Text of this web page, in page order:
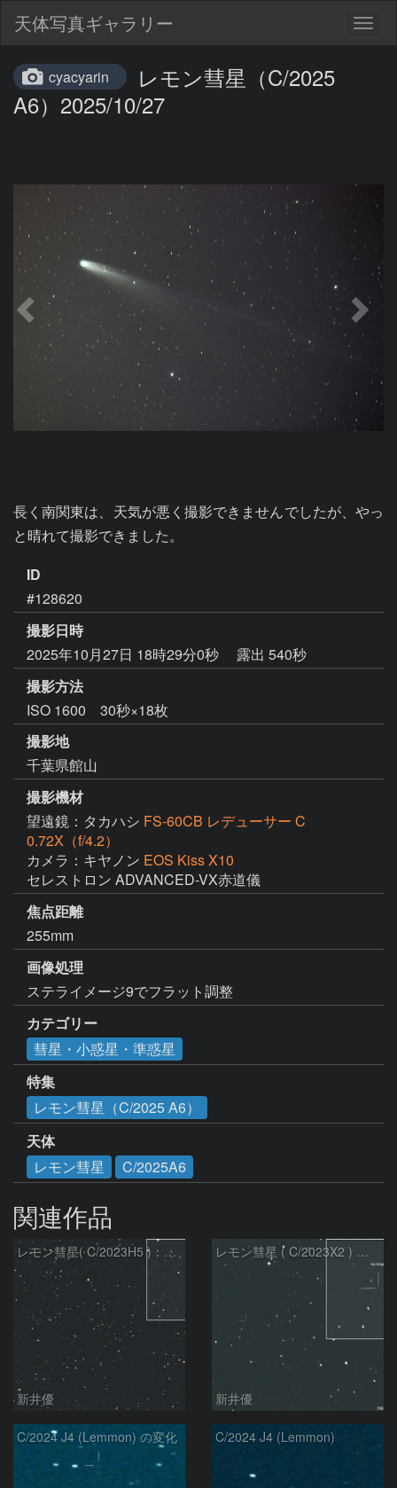
天体写真ギャラリー
cyacyarin
レモン彗星（C/2025
A6）2025/10/27
長く南関東は、天気が悪く撮影できませんでしたが、やっ
と晴れて撮影できました。
ID
#128620
撮影日時
2025年10月27日 18時29分0秒
露出 540秒
撮影方法
ISO 1600 30秒×18枚
撮影地
千葉県館山
撮影機材
望遠鏡：タカハシ FS-60CB レデューサー C
0.72X（f/4.2）
カメラ：キヤノン EOS Kiss X10
セレストロン ADVANCED-VX赤道儀
焦点距離
255mm
画像処理
ステライメージ9でフラット調整
カテゴリー
彗星・小惑星・準惑星
特集
レモン彗星（C/2025 A6）
天体
レモン彗星
C/2025A6
関連作品
レモン彗星( C/2023H5 )：2026/05/20
新井優
レモン彗星 ( C/2023X2 ) の予報位置：2026/05/29
新井優
C/2024 J4 (Lemmon) の変化 C/2024 J4 (Lemmon)